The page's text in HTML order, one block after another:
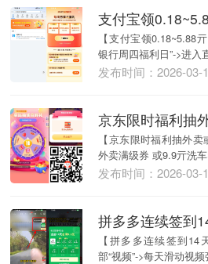
支付宝领
【支付宝领0.18~5.88
银行周四福利日”->进入
发布时间：2026-03-
京东限时福利抽
【京东限时福利抽外
外卖满级券 或9.9亓洗
发布时间：2026-03-
拼多多连续签到
【拼多多连续签到
部“视频”->每天滑动视